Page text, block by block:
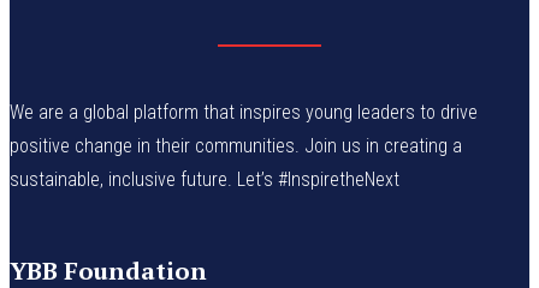
We are a global platform that inspires young leaders to drive
positive change in their communities. Join us in creating a
sustainable, inclusive future. Let’s #InspiretheNext
YBB Foundation